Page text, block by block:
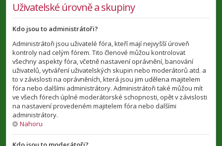
Uživatelské úrovně a skupiny
Kdo jsou to administrátoři?
Administrátoři jsou uživatelé fóra, kteří mají nejvyšší úroveň
kontroly nad celým fórem. Tito členové můžou kontrolovat
všechny aspekty fóra, včetně nastavení oprávnění, banování
uživatelů, vytváření uživatelských skupin nebo moderátorů atd. a
to v závislosti na oprávněních, která jsou jim udělena majitelem
fóra nebo dalšími administrátory. Administrátoři také můžou mít
ve všech fórech úplné moderátorské schopnosti, opět v závislosti
na nastavení provedeném majitelem fóra nebo dalšími
administrátory.
Nahoru